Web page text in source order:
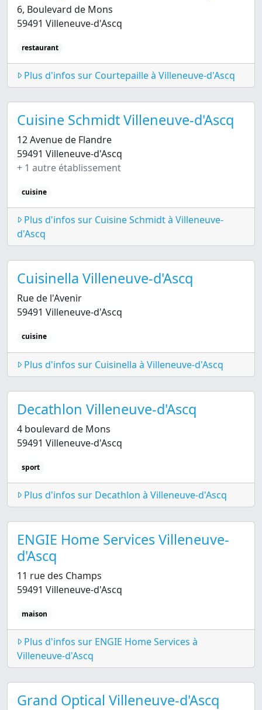
6, Boulevard de Mons
59491 Villeneuve-d'Ascq
restaurant
Plus d'infos sur Courtepaille à Villeneuve-d'Ascq
Cuisine Schmidt Villeneuve-d'Ascq
12 Avenue de Flandre
59491 Villeneuve-d'Ascq
+ 1 autre établissement
cuisine
Plus d'infos sur Cuisine Schmidt à Villeneuve-
d'Ascq
Cuisinella Villeneuve-d'Ascq
Rue de l'Avenir
59491 Villeneuve-d'Ascq
cuisine
Plus d'infos sur Cuisinella à Villeneuve-d'Ascq
Decathlon Villeneuve-d'Ascq
4 boulevard de Mons
59491 Villeneuve-d'Ascq
sport
Plus d'infos sur Decathlon à Villeneuve-d'Ascq
ENGIE Home Services Villeneuve-
d'Ascq
11 rue des Champs
59491 Villeneuve-d'Ascq
maison
Plus d'infos sur ENGIE Home Services à
Villeneuve-d'Ascq
Grand Optical Villeneuve-d'Ascq